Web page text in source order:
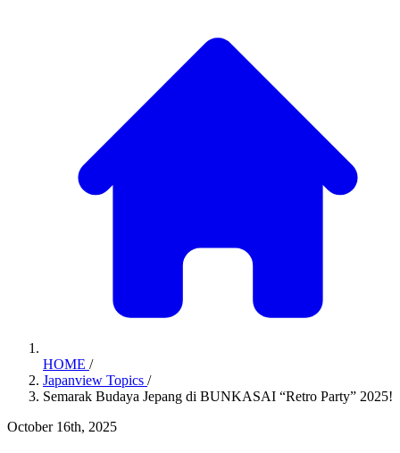
HOME /
Japanview Topics /
Semarak Budaya Jepang di BUNKASAI “Retro Party” 2025!
October 16th, 2025